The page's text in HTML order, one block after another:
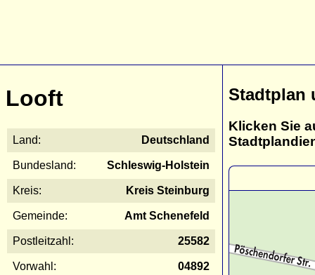
Looft
Land: Deutschland
Bundesland: Schleswig-Holstein
Kreis: Kreis Steinburg
Gemeinde: Amt Schenefeld
Postleitzahl: 25582
Vorwahl: 04892
Stadtplan
Klicken Sie